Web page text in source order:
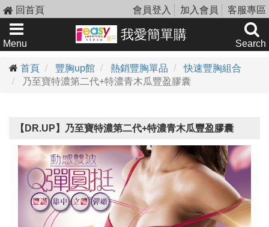
回首頁 會員登入 加入會員 客服專區
Menu
我愛簡單購
Search
首頁 豐胸up館 熱銷豐胸單品
快速豐胸組合
乃至寶特濃第二代+特濃青木瓜豐盈膠囊
【DR.UP】乃至寶特濃第二代+特濃青木瓜豐盈膠囊